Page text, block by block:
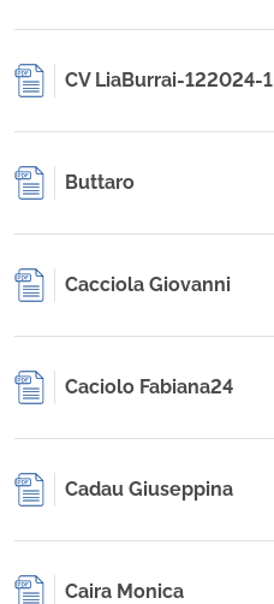
CV LiaBurrai-122024-1
Buttaro
Cacciola Giovanni
Caciolo Fabiana24
Cadau Giuseppina
Caira Monica